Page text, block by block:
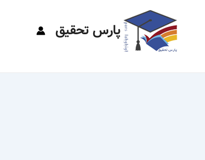
پارس تحقیق